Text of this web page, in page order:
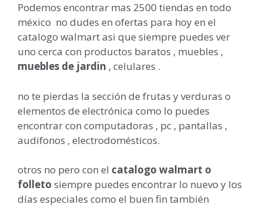
Podemos encontrar mas 2500 tiendas en todo
méxico no dudes en ofertas para hoy en el
catalogo walmart asi que siempre puedes ver
uno cerca con productos baratos , muebles ,
muebles de jardin , celulares .
no te pierdas la sección de frutas y verduras o
elementos de electrónica como lo puedes
encontrar con computadoras , pc , pantallas ,
audifonos , electrodomésticos.
otros no pero con el catalogo walmart o
folleto siempre puedes encontrar lo nuevo y los
días especiales como el buen fin también